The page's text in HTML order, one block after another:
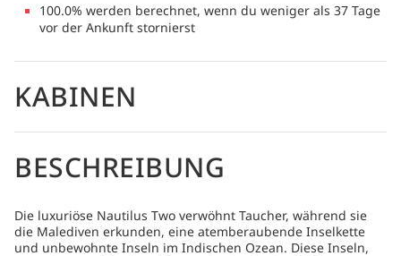
100.0% werden berechnet, wenn du weniger als 37 Tage
vor der Ankunft stornierst
KABINEN
BESCHREIBUNG
Die luxuriöse Nautilus Two verwöhnt Taucher, während sie
die Malediven erkunden, eine atemberaubende Inselkette
und unbewohnte Inseln im Indischen Ozean. Diese Inseln,